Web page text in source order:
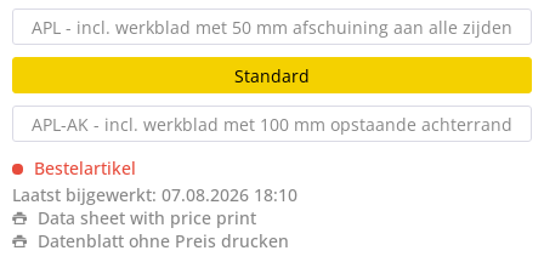
APL - incl. werkblad met 50 mm afschuining aan alle zijden
Standard
APL-AK - incl. werkblad met 100 mm opstaande achterrand
Bestelartikel
Laatst bijgewerkt: 07.08.2026 18:10
Data sheet with price print
Datenblatt ohne Preis drucken